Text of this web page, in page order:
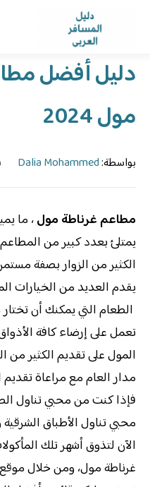
دليل ›الدليل›
دليل أفضل
مول 2024
بواسطة:Dalia Mohammed
مطاعم غرناطة مول، ما
يمتلئ بعدد كبير من المطاعم
الكثير من الزوار بصفة
يقدم العديد من الخيارات
الطعام التي يمكنك أن
تعمل على إرضاء كافة
المول على تقديم الكثير
مدار العام مع مراعاة
فإذا كنت من محبي تناول
محبي تناول الأطباق
الآن لتذوق أشهر تلك
غرناطة مول، ومن خلال موقع